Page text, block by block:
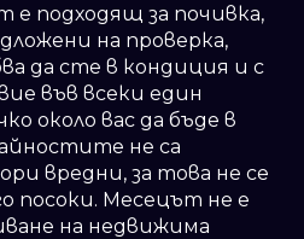
е подходящ за почивка,
на проверка,
да сте в кондиция и с
във всеки един
около вас да бъде в
не са
вредни, за това не се
посоки. Месецът не е
на недвижима